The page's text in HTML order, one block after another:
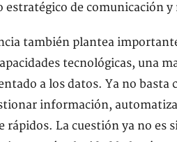
estratégico de comunicación
también plantea
tecnológicas, una
a los datos. Ya no basta
información,
La cuestión ya no es